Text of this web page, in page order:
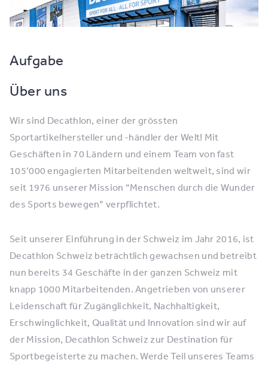
Aufgabe
Über uns
Wir sind Decathlon, einer der grössten
Sportartikelhersteller und -händler der Welt! Mit
Geschäften in 70 Ländern und einem Team von fast
105’000 engagierten Mitarbeitenden weltweit, sind wir
seit 1976 unserer Mission “Menschen durch die Wunder
des Sports bewegen” verpflichtet.
Seit unserer Einführung in der Schweiz im Jahr 2016, ist
Decathlon Schweiz beträchtlich gewachsen und betreibt
nun bereits 34 Geschäfte in der ganzen Schweiz mit
knapp 1000 Mitarbeitenden. Angetrieben von unserer
Leidenschaft für Zugänglichkeit, Nachhaltigkeit,
Erschwinglichkeit, Qualität und Innovation sind wir auf
der Mission, Decathlon Schweiz zur Destination für
Sportbegeisterte zu machen. Werde Teil unseres Teams